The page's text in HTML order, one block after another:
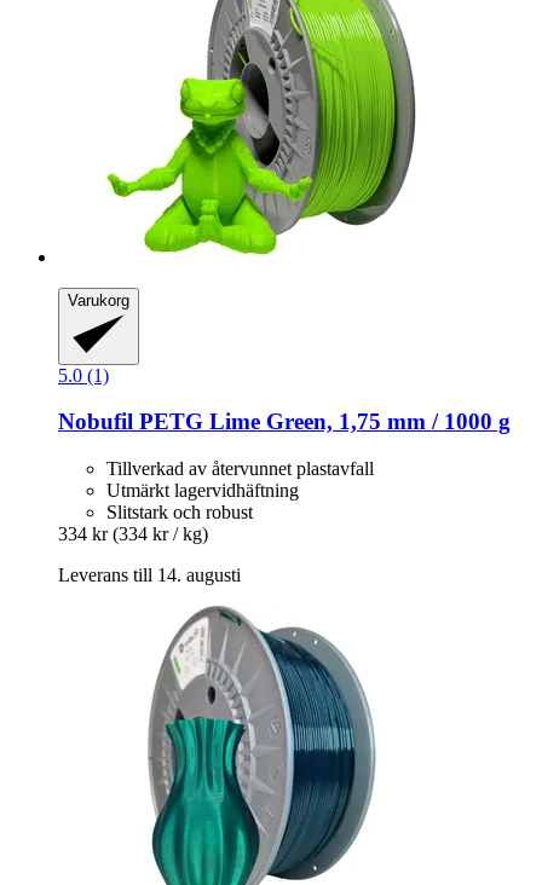
Varukorg
5.0 (1)
Nobufil PETG Lime Green, 1,75 mm / 1000 g
Tillverkad av återvunnet plastavfall
Utmärkt lagervidhäftning
Slitstark och robust
334 kr (334 kr / kg)
Leverans till 14. augusti